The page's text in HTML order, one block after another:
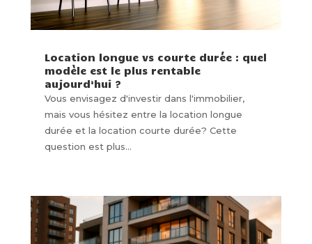
Location longue vs courte durée : quel
modèle est le plus rentable
aujourd’hui ?
Vous envisagez d'investir dans l'immobilier,
mais vous hésitez entre la location longue
durée et la location courte durée? Cette
question est plus...